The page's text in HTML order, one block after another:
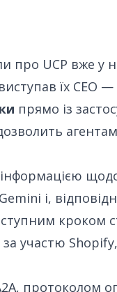
про UCP вже у
їх CEO
прямо із
і,
кроком
участю
протоколом